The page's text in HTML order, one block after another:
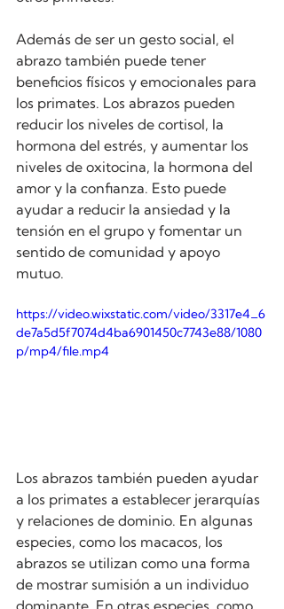
Además de ser un gesto social, el
abrazo también puede tener
beneficios físicos y emocionales para
los primates. Los abrazos pueden
reducir los niveles de cortisol, la
hormona del estrés, y aumentar los
niveles de oxitocina, la hormona del
amor y la confianza. Esto puede
ayudar a reducir la ansiedad y la
tensión en el grupo y fomentar un
sentido de comunidad y apoyo
mutuo.
https://video.wixstatic.com/video/3317e4_6
de7a5d5f7074d4ba6901450c7743e88/1080
p/mp4/file.mp4
Los abrazos también pueden ayudar
a los primates a establecer jerarquías
y relaciones de dominio. En algunas
especies, como los macacos, los
abrazos se utilizan como una forma
de mostrar sumisión a un individuo